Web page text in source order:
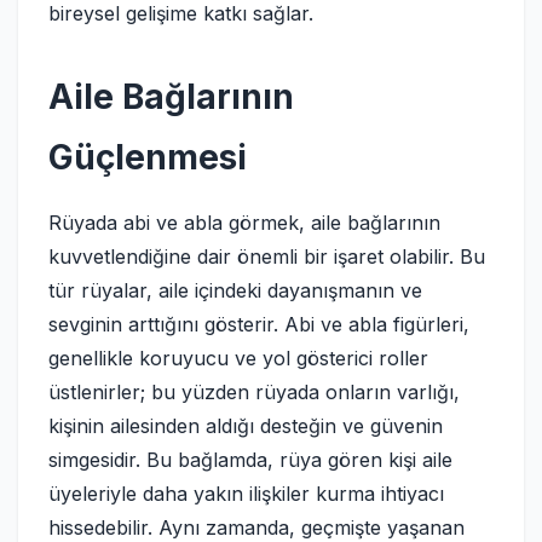
bireysel gelişime katkı sağlar.
Aile Bağlarının
Güçlenmesi
Rüyada abi ve abla görmek, aile bağlarının
kuvvetlendiğine dair önemli bir işaret olabilir. Bu
tür rüyalar, aile içindeki dayanışmanın ve
sevginin arttığını gösterir. Abi ve abla figürleri,
genellikle koruyucu ve yol gösterici roller
üstlenirler; bu yüzden rüyada onların varlığı,
kişinin ailesinden aldığı desteğin ve güvenin
simgesidir. Bu bağlamda, rüya gören kişi aile
üyeleriyle daha yakın ilişkiler kurma ihtiyacı
hissedebilir. Aynı zamanda, geçmişte yaşanan